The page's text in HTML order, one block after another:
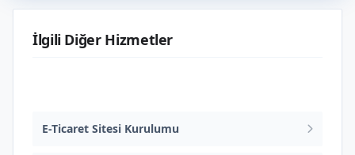
İlgili Diğer Hizmetler
E-Ticaret Sitesi Kurulumu